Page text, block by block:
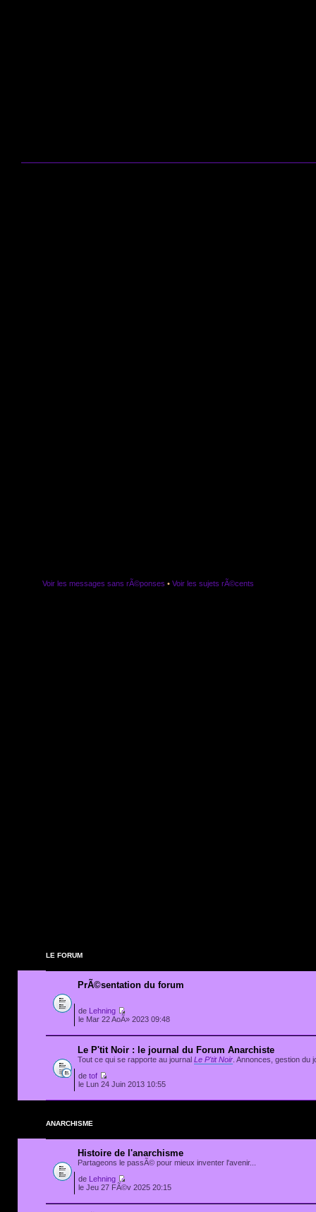
Voir les messages sans rÃ©ponses • Voir les sujets rÃ©cents
LE FORUM
PrÃ©sentation du forum
de
Lehning
le Mar 22 AoÃ» 2023 09:48
Le P'tit Noir : le journal du Forum Anarchiste
Tout ce qui se rapporte au journal Le P'tit Noir . Annonces, gestion du
de tof
le Lun 24 Juin 2013 10:55
ANARCHISME
Histoire de l'anarchisme
Partageons le passÃ© pour mieux inventer l'avenir...
de
Lehning
le Jeu 27 FÃ©v 2025 20:15